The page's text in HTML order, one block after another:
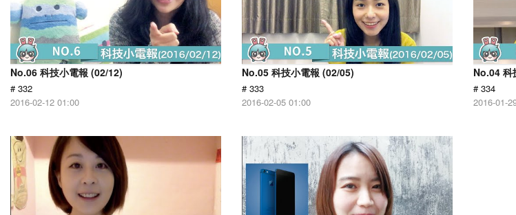
No.06 科技小電報 (02/12)
# 332
2016-02-12 01:00
No.05 科技小電報 (02/05)
# 333
2016-02-05 01:00
No.04 科
# 334
2016-01-